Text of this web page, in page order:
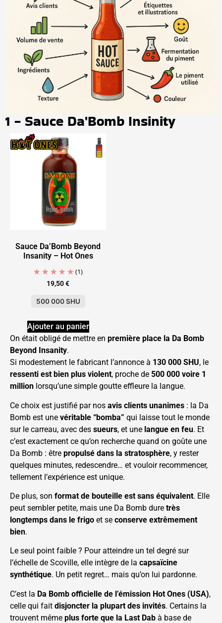
1 - Sauce Da'Bomb Insinity
Sauce Da’Bomb Beyond
Insanity – Hot Ones
(1)
19,50€
500 000 SHU
Ajouter au panier
On était obligé de mettre en première place la Da Bomb
Beyond Insanity.
Si modestement le fabricant l’annonce à 130 000 SHU, le
ressenti est bien plus violent, proche de 500 000 voire 1
million lorsqu’une simple goutte effleure la langue.
Ce choix est justifié par nos avis clients unanimes : la Da
Bomb est une véritable “bomba” qui laisse tout le monde
sur le carreau, avec des sueurs, et une langue en feu. Et
c’est exactement ce qu’on recherche quand on goûte une
Da Bomb : être propulsé dans la stratosphère, y rester
quelques minutes, redescendre… et vouloir recommencer,
tellement l’expérience est unique.
De plus, son format de bouteille est sans équivalent. Elle
peut sembler petite, mais une Da Bomb dure très
longtemps dans le frigo et se conserve extrêmement
bien.
Le seul point faible ? Pour atteindre un tel degré sur
l’échelle de Scoville, elle intègre de la capsaïcine
synthétique. Un petit regret… mais qu’on lui pardonne.
C’est la Da Bomb officielle de l’émission Hot Ones (USA),
celle qui fait disjoncter la plupart des invités. Certains la
trouvent même plus forte que la Last Dab à base de